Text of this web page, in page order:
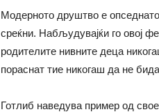
Модерното друштво е
среќни. Набљудувајќи го овој
родителите нивните деца
пораснат тие никогаш да не
Готлиб наведува пример од